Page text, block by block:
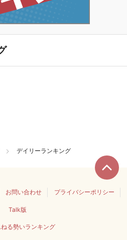
デイリーランキング
お問い合わせ プライバシーポリシー
Talk版
る勢いランキング